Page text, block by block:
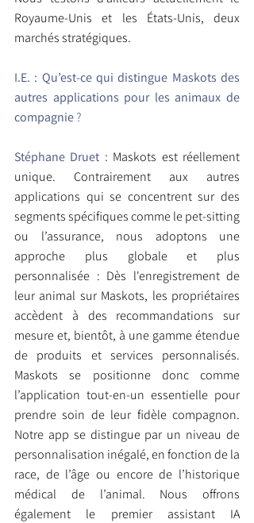
Royaume-Unis et les États-Unis, deux
marchés stratégiques.
I.E. : Qu’est-ce qui distingue Maskots des
autres applications pour les animaux de
compagnie ?
Stéphane Druet : Maskots est réellement
unique. Contrairement aux autres
applications qui se concentrent sur des
segments spécifiques comme le pet-sitting
ou l’assurance, nous adoptons une
approche plus globale et plus
personnalisée : Dès l'enregistrement de
leur animal sur Maskots, les propriétaires
accèdent à des recommandations sur
mesure et, bientôt, à une gamme étendue
de produits et services personnalisés.
Maskots se positionne donc comme
l’application tout-en-un essentielle pour
prendre soin de leur fidèle compagnon.
Notre app se distingue par un niveau de
personnalisation inégalé, en fonction de la
race, de l’âge ou encore de l’historique
médical de l’animal. Nous offrons
également le premier assistant IA